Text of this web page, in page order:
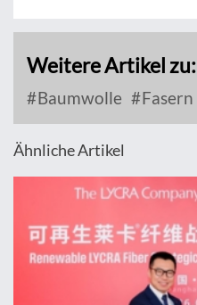
Weitere Artikel zu:
Baumwolle Fasern
Ähnliche Artikel